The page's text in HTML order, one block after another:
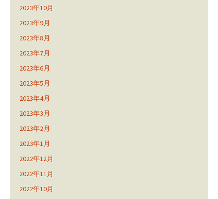
2023年10月
2023年9月
2023年8月
2023年7月
2023年6月
2023年5月
2023年4月
2023年3月
2023年2月
2023年1月
2022年12月
2022年11月
2022年10月